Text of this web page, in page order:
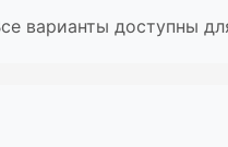
варианты доступны